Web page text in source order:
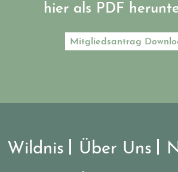
hier als PDF
Mitgliedsantrag
Wildnis Über Uns